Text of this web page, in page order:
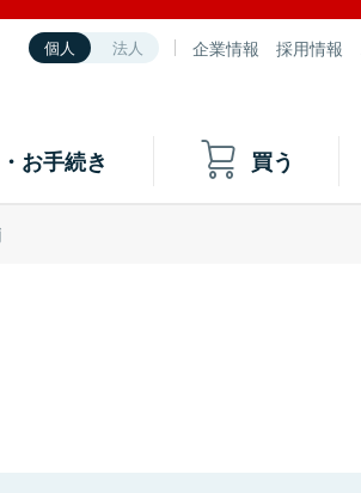
個人 法人 企業情報 採用情報
お手続き 買う